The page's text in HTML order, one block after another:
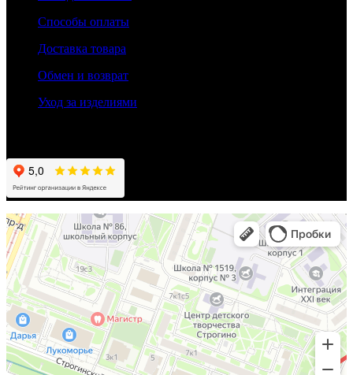
Способы оплаты
Доставка товара
Обмен и возврат
Уход за изделиями